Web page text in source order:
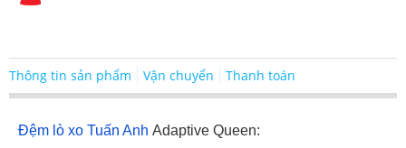
Thông tin sản phẩm Vận chuyển Thanh toán
Đệm lò xo Tuấn Anh Adaptive Queen: